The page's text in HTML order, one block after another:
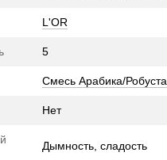
L'OR
5
Смесь Арабика/Робуста
Нет
Дымность, сладость